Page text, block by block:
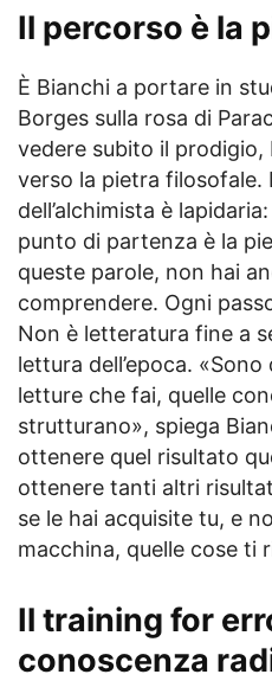
Il percorso è la
È Bianchi a portare in
Borges sulla rosa di
vedere subito il
verso la pietra filosofale.
dell’alchimista è
punto di partenza è la
queste parole, non hai
comprendere. Ogni
Non è letteratura fine a
lettura dell’epoca.
letture che fai, quelle
strutturano», spiega
ottenere quel risultato
ottenere tanti altri
se le hai acquisite tu, e
macchina, quelle cose ti
Il training for
conoscenza